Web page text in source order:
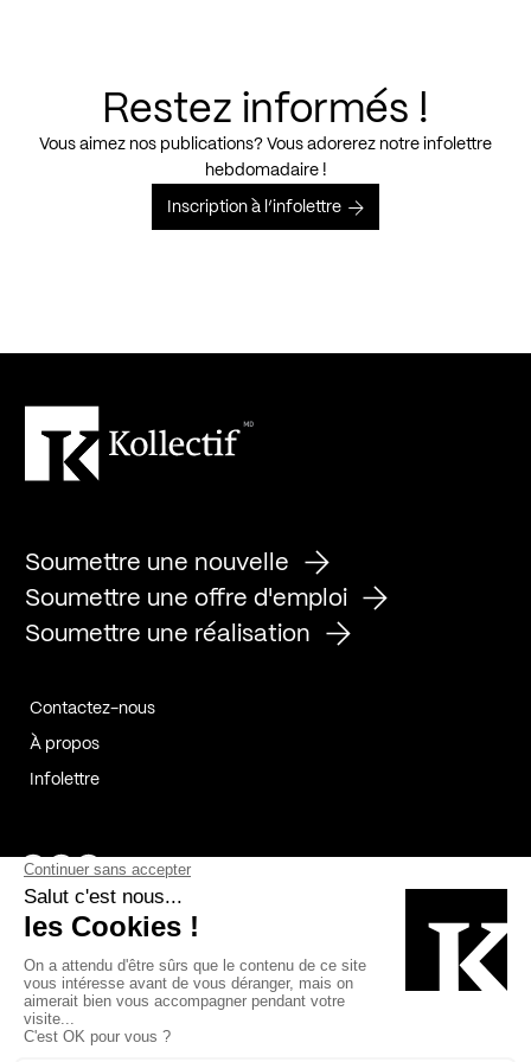
Restez informés !
Vous aimez nos publications? Vous adorerez notre infolettre
hebdomadaire !
Inscription à l’infolettre
Soumettre une nouvelle
Soumettre une offre d'emploi
Soumettre une réalisation
Contactez-nous
À propos
Infolettre
Page Facebook de Kollectif
Page Instagram de Kollectif
Page Linkedin de Kollectif
Bâtiment-Durable-Québec-1
Esquisses-1IRAC-1